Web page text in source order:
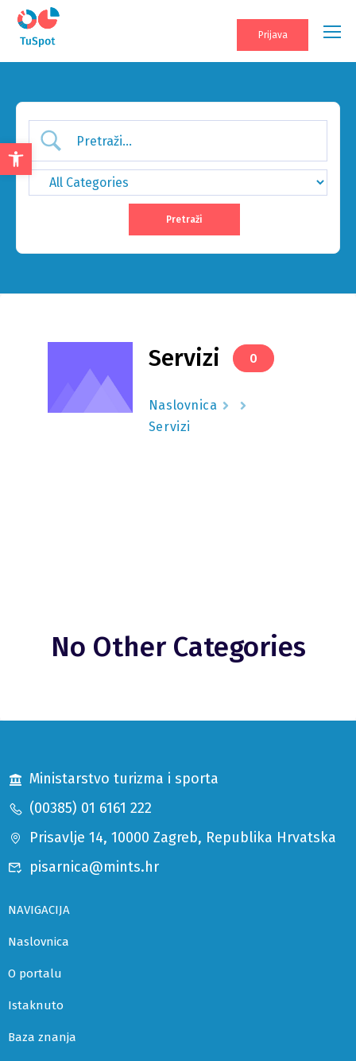
Open
toolbar
Prijava
Servizi 0
Naslovnica
Servizi
No Other Categories
Ministarstvo turizma i sporta
(00385) 01 6161 222
Prisavlje 14, 10000 Zagreb, Republika Hrvatska
pisarnica@mints.hr
NAVIGACIJA
Naslovnica
O portalu
Istaknuto
Baza znanja